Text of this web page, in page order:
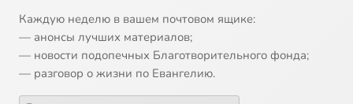
Каждую неделю в вашем почтовом ящике:
— анонсы лучших материалов;
— новости подопечных Благотворительного фонда;
— разговор о жизни по Евангелию.